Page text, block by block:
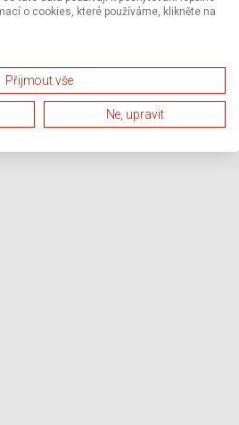
o cookies, které používáme, klikněte na
Přijmout vše
Ne, upravit